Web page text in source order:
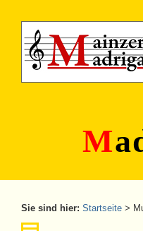
M
Sie sind hier: Startseite >